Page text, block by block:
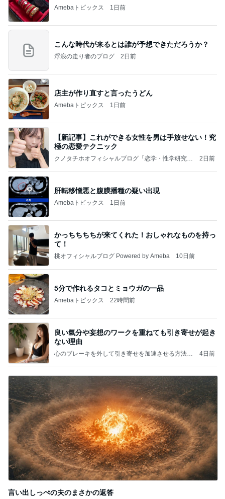
Amebaトピックス 1日前
こんな時代が来るとは誰が予想できただろうか？
浮浪の走り者のブログ 2日前
店主が作り直すと言ったうどん
Amebaトピックス 1日前
【新記事】これができる女性を男は手放せない！究
極の恋愛テクニック
クノタチホオフィシャルブログ「恋学・性学研究
2日前
肝転移憎悪と腹膜播種の疑い出現
Amebaトピックス 1日前
かっちちちちが来てくれた！おしゃれなものを持っ
て！
桃オフィシャルブログ Powered by Ameba 10日前
5分で作れるタコとミョウガの一品
Amebaトピックス 22時間前
良い氣分や妄想のワークを重ねても引き寄せが起き
ない理由
心のブレーキを外して引き寄せを加速させる方法：
4日前
言い出しっぺの夫のまさかの返答